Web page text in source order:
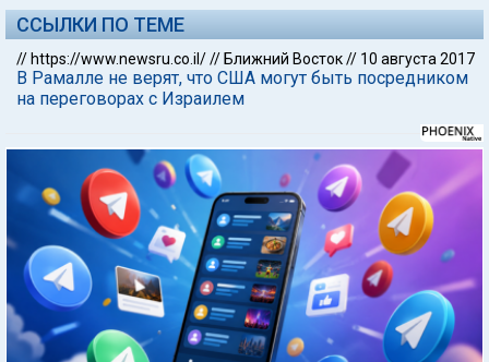
ССЫЛКИ ПО ТЕМЕ
// https://www.newsru.co.il/// Ближний Восток// 10 августа 2017
В Рамалле не верят, что США могут быть посредником
на переговорах с Израилем